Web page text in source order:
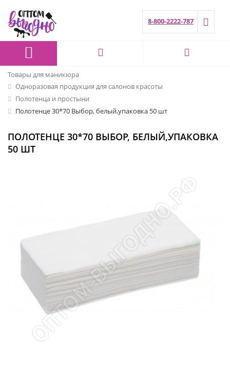
8-800-2222-787
Товары для маникюра
Одноразовая продукция для салонов красоты
Полотенца и простыни
Полотенце 30*70 Выбор, белый,упаковка 50 шт
ПОЛОТЕНЦЕ 30*70 ВЫБОР, БЕЛЫЙ,УПАКОВКА
50 ШТ